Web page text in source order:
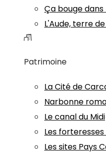
Ça bouge dans
L'Aude, terre
Patrimoine
La Cité de
Narbonne
Le canal du Midi
Les
Les sites Pays